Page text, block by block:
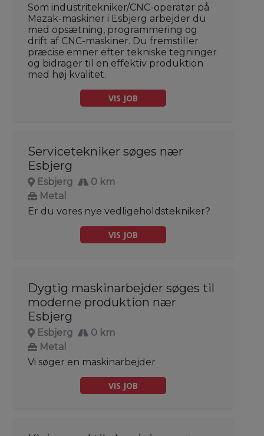
Som industritekniker/CNC-operatør på
Mazak-maskiner i Esbjerg arbejder du
med opsætning, programmering og
drift af CNC-maskiner. Du fremstiller
præcise emner efter tekniske tegninger
og bidrager til en effektiv produktion
med høj kvalitet.
VIS JOB
Servicetekniker søges nær
Esbjerg
Esbjerg
0 km
Metal
Er du vores nye vedligeholdstekniker?
VIS JOB
Dygtig maskinarbejder søges til
moderne produktion nær
Esbjerg
Esbjerg
0 km
Metal
Vi søger en maskinarbejder
VIS JOB